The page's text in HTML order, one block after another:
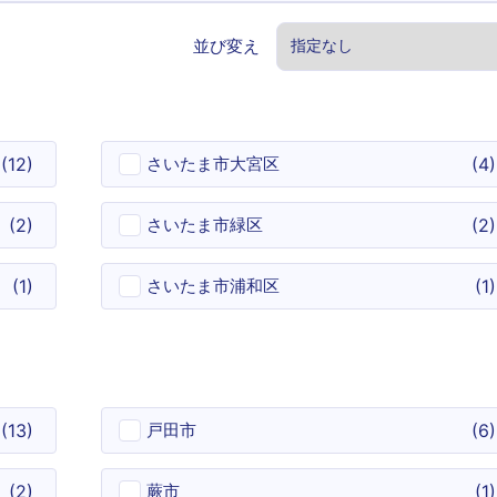
並び変え
(12) さいたま市大宮区 (4)
(2) さいたま市緑区 (2)
(1) さいたま市浦和区 (1)
(13) 戸田市 (6)
(2) 蕨市 (1)